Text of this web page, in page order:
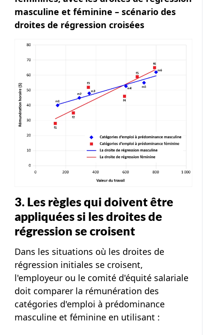
masculine et féminine – scénario des
droites de régression croisées
Image
3. Les règles qui doivent être
appliquées si les droites de
régression se croisent
Dans les situations où les droites de
régression initiales se croisent,
l'employeur ou le comité d'équité salariale
doit comparer la rémunération des
catégories d'emploi à prédominance
masculine et féminine en utilisant :